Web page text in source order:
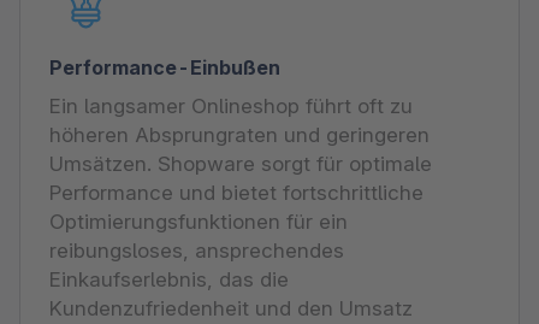
Performance-Einbußen
Ein langsamer Onlineshop führt oft zu
höheren Absprungraten und geringeren
Umsätzen. Shopware sorgt für optimale
Performance und bietet fortschrittliche
Optimierungsfunktionen für ein
reibungsloses, ansprechendes
Einkaufserlebnis, das die
Kundenzufriedenheit und den Umsatz